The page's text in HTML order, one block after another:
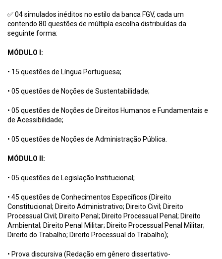
✅ 04 simulados inéditos no estilo da banca FGV, cada um
contendo 80 questões de múltipla escolha distribuídas da
seguinte forma:
MÓDULO I:
• 15 questões de Língua Portuguesa;
• 05 questões de Noções de Sustentabilidade;
• 05 questões de Noções de Direitos Humanos e Fundamentais e
de Acessibilidade;
• 05 questões de Noções de Administração Pública.
MÓDULO II:
• 05 questões de Legislação Institucional;
• 45 questões de Conhecimentos Específicos (Direito
Constitucional; Direito Administrativo; Direito Civil; Direito
Processual Civil; Direito Penal; Direito Processual Penal; Direito
Ambiental; Direito Penal Militar; Direito Processual Penal Militar;
Direito do Trabalho; Direito Processual do Trabalho);
• Prova discursiva (Redação em gênero dissertativo-